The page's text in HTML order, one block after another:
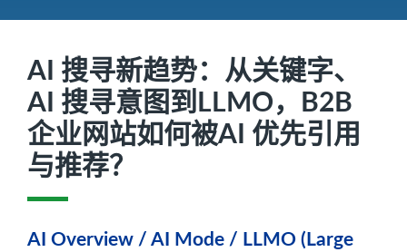
AI 搜寻新趋势：从关键字、
AI 搜寻意图到LLMO，B2B
企业网站如何被AI 优先引用
与推荐？
AI Overview / AI Mode / LLMO (Large